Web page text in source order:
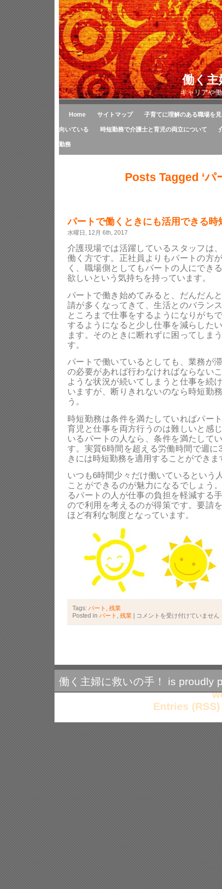
働く主
キャリアや
Home サイトマップ 子育てに理解のある職場を
向いている 時短勤務で介護士と育児の両立について
勤務
Posts Tagged ‘パ
パートで働くときにも活用できる時
水曜日, 12月 6th, 2017
介護現場では活躍しているスタッフは
働く方です。正社員よりもパートの方
く、職場側としてもパートの人にでき
欲しいという気持ちを持っています。
パートで働き始めてみると、だんだん
請が多くなってきて、生活とのバラン
ところまで仕事をするようになりがち
するようになると少し仕事を減らした
ます。そのときに断れずに困ってしま
す。
パートで働いているとしても、業務が
の必要があれば行わなければならない
ような状況が続いてしまうと仕事を続
いますが、断りきれないのなら時短勤
う。
時短勤務は条件を満たしていればパー
育児と仕事を両方行うのは難しいと感
いるパートの人なら、条件を満たして
す。実質6時間を超える労働時間で週に
きには時短勤務を適用することができま
いつも6時間少々だけ働いているという
ことができるのが魅力になるでしょう
るパートの人が仕事の負担を軽減する
ので利用を考えるのが得策です。要請
ほど有利な制度となっています。
Tags: パート
残業
Posted in パート 残業
パ
き
に
も
活
用
短
勤
務
は
コメントを受け付けていません
働く主婦に救いの手！ is proudly
Entries (RSS)